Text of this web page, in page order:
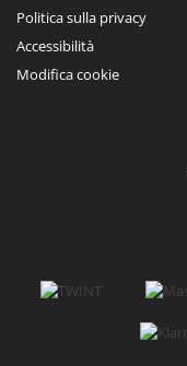
Politica sulla privacy
Accessibilità
Modifica cookie